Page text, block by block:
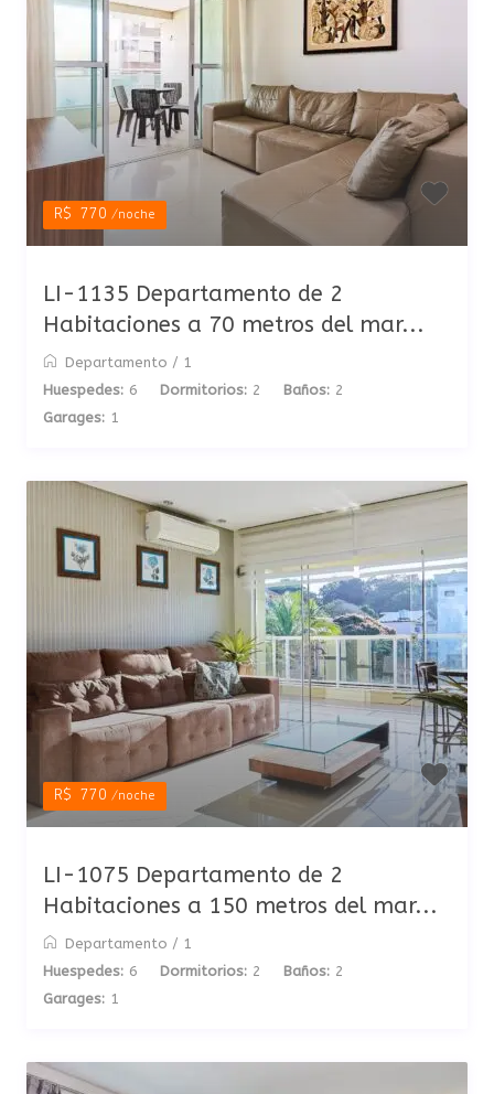
R$ 770/noche
LI-1135 Departamento de 2
Habitaciones a 70 metros del mar...
Departamento / 1
Huespedes: 6 Dormitorios: 2 Baños: 2
Garages: 1
R$ 770/noche
LI-1075 Departamento de 2
Habitaciones a 150 metros del mar...
Departamento / 1
Huespedes: 6 Dormitorios: 2 Baños: 2
Garages: 1